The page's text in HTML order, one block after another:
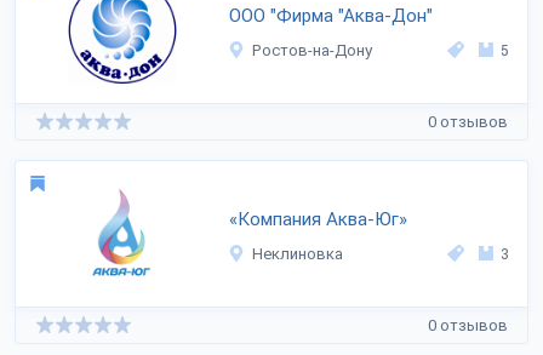
ООО "Фирма "Аква-Дон"
Ростов-на-Дону 5
0 отзывов
«Компания Аква-Юг»
Неклиновка 3
0 отзывов